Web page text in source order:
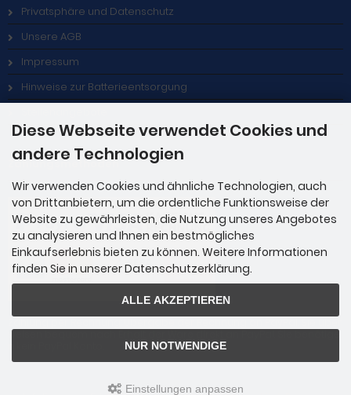
Privatsphäre und Datenschutz
Unsere AGB
Impressum
Hinweise zur Batterieentsorgung
Zahlungsmethoden
weisen bequem nach Erhalt der Ware direkt an PayPal. Sie benötige
Diese Webseite verwendet Cookies und
andere Technologien
Wir verwenden Cookies und ähnliche Technologien, auch
von Drittanbietern, um die ordentliche Funktionsweise der
Website zu gewährleisten, die Nutzung unseres Angebotes
zu analysieren und Ihnen ein bestmögliches
Einkaufserlebnis bieten zu können. Weitere Informationen
finden Sie in unserer Datenschutzerklärung.
ALLE AKZEPTIEREN
NUR NOTWENDIGE
Einstellungen anpassen